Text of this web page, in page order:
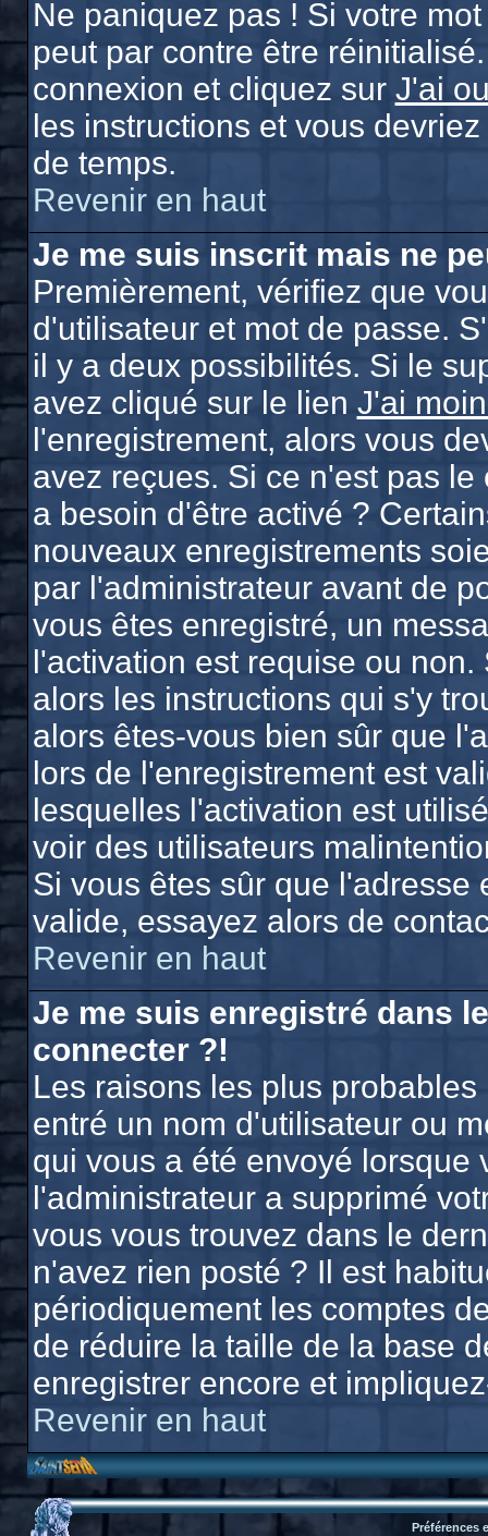
Ne paniquez pas ! Si votre
peut par contre être
connexion et cliquez sur J'ai
les instructions et vous
de temps.
Revenir en haut
Je me suis inscrit mais ne
Premièrement, vérifiez que
d'utilisateur et mot de passe.
il y a deux possibilités. Si le
avez cliqué sur le lien J'ai
l'enregistrement, alors vous
avez reçues. Si ce n'est pas
a besoin d'être activé ?
nouveaux enregistrements
par l'administrateur avant de
vous êtes enregistré, un
l'activation est requise ou
alors les instructions qui s'y
alors êtes-vous bien sûr que
lors de l'enregistrement est
lesquelles l'activation est
voir des utilisateurs
Si vous êtes sûr que l'adresse
valide, essayez alors de
Revenir en haut
Je me suis enregistré dans
connecter ?!
Les raisons les plus
entré un nom d'utilisateur ou
qui vous a été envoyé lorsque
l'administrateur a supprimé
vous vous trouvez dans le
n'avez rien posté ? Il est
périodiquement les comptes
de réduire la taille de la base
enregistrer encore et
Revenir en haut
Préférences